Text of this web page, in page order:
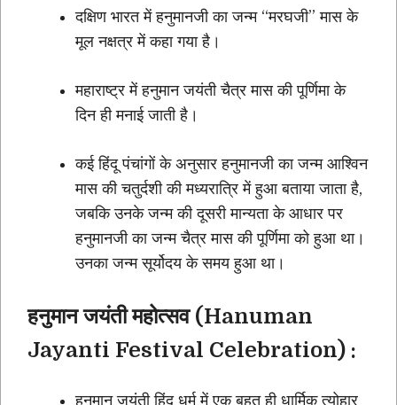
दक्षिण भारत में हनुमानजी का जन्म “मरघजी” मास के
मूल नक्षत्र में कहा गया है।
महाराष्ट्र में हनुमान जयंती चैत्र मास की पूर्णिमा के
दिन ही मनाई जाती है।
कई हिंदू पंचांगों के अनुसार हनुमानजी का जन्म आश्विन
मास की चतुर्दशी की मध्यरात्रि में हुआ बताया जाता है,
जबकि उनके जन्म की दूसरी मान्यता के आधार पर
हनुमानजी का जन्म चैत्र मास की पूर्णिमा को हुआ था।
उनका जन्म सूर्योदय के समय हुआ था।
हनुमान जयंती महोत्सव (Hanuman
Jayanti Festival Celebration) :
हनुमान जयंती हिंदू धर्म में एक बहुत ही धार्मिक त्योहार